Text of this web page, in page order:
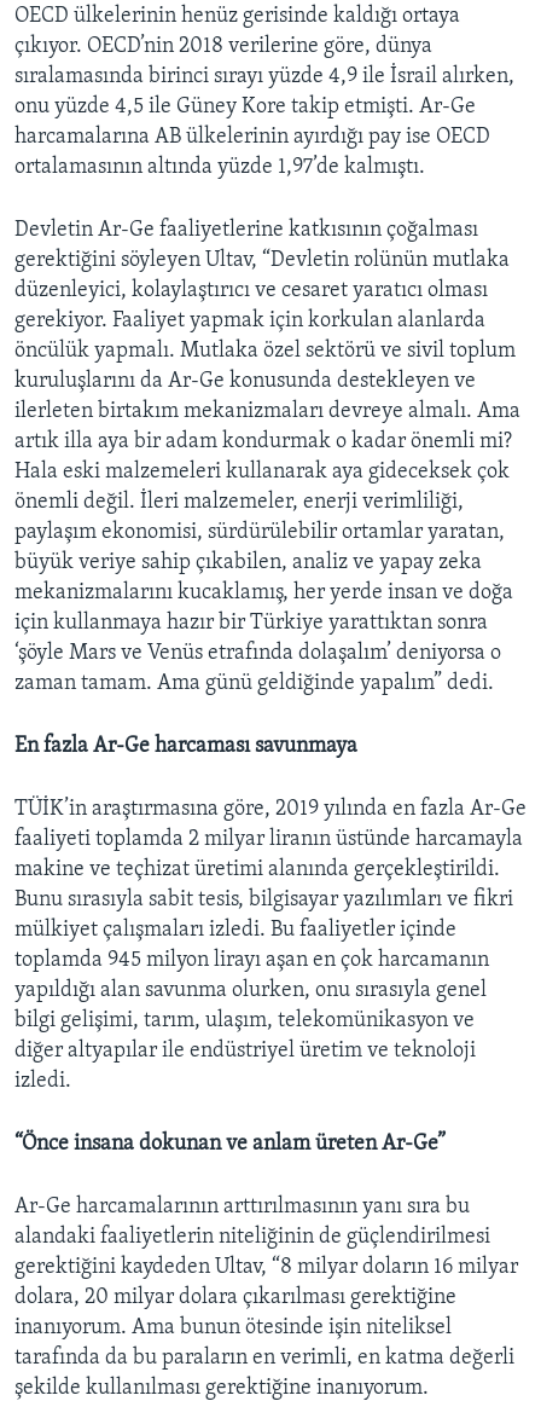
OECD ülkelerinin henüz gerisinde kaldığı ortaya
çıkıyor. OECD’nin 2018 verilerine göre, dünya
sıralamasında birinci sırayı yüzde 4,9 ile İsrail alırken,
onu yüzde 4,5 ile Güney Kore takip etmişti. Ar-Ge
harcamalarına AB ülkelerinin ayırdığı pay ise OECD
ortalamasının altında yüzde 1,97’de kalmıştı.
Devletin Ar-Ge faaliyetlerine katkısının çoğalması
gerektiğini söyleyen Ultav, “Devletin rolünün mutlaka
düzenleyici, kolaylaştırıcı ve cesaret yaratıcı olması
gerekiyor. Faaliyet yapmak için korkulan alanlarda
öncülük yapmalı. Mutlaka özel sektörü ve sivil toplum
kuruluşlarını da Ar-Ge konusunda destekleyen ve
ilerleten birtakım mekanizmaları devreye almalı. Ama
artık illa aya bir adam kondurmak o kadar önemli mi?
Hala eski malzemeleri kullanarak aya gideceksek çok
önemli değil. İleri malzemeler, enerji verimliliği,
paylaşım ekonomisi, sürdürülebilir ortamlar yaratan,
büyük veriye sahip çıkabilen, analiz ve yapay zeka
mekanizmalarını kucaklamış, her yerde insan ve doğa
için kullanmaya hazır bir Türkiye yarattıktan sonra
‘şöyle Mars ve Venüs etrafında dolaşalım’ deniyorsa o
zaman tamam. Ama günü geldiğinde yapalım” dedi.
En fazla Ar-Ge harcaması savunmaya
TÜİK’in araştırmasına göre, 2019 yılında en fazla Ar-Ge
faaliyeti toplamda 2 milyar liranın üstünde harcamayla
makine ve teçhizat üretimi alanında gerçekleştirildi.
Bunu sırasıyla sabit tesis, bilgisayar yazılımları ve fikri
mülkiyet çalışmaları izledi. Bu faaliyetler içinde
toplamda 945 milyon lirayı aşan en çok harcamanın
yapıldığı alan savunma olurken, onu sırasıyla genel
bilgi gelişimi, tarım, ulaşım, telekomünikasyon ve
diğer altyapılar ile endüstriyel üretim ve teknoloji
izledi.
“Önce insana dokunan ve anlam üreten Ar-Ge”
Ar-Ge harcamalarının arttırılmasının yanı sıra bu
alandaki faaliyetlerin niteliğinin de güçlendirilmesi
gerektiğini kaydeden Ultav, “8 milyar doların 16 milyar
dolara, 20 milyar dolara çıkarılması gerektiğine
inanıyorum. Ama bunun ötesinde işin niteliksel
tarafında da bu paraların en verimli, en katma değerli
şekilde kullanılması gerektiğine inanıyorum.